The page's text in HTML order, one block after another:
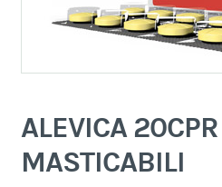
ALEVICA 20CPR
MASTICABILI